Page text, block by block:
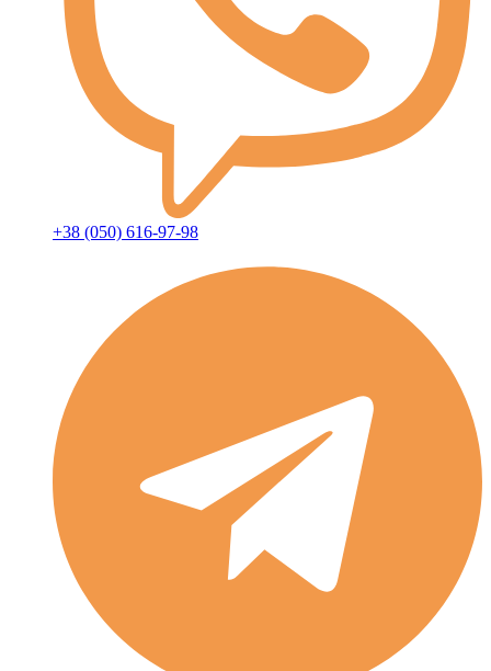
+38 (050) 616-97-98